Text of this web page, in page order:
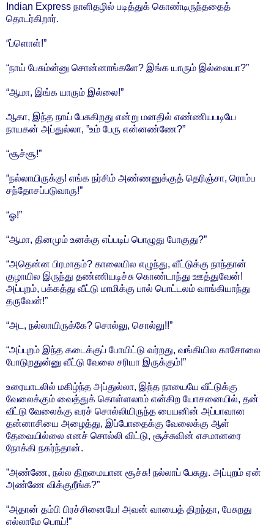
Indian Express நாளிதழில் படித்துக் கொண்டிருந்ததைத்
தொடர்கிறார்.
“ப்ளொள்!”
“நாய் பேசும்ன்னு சொன்னாங்களே? இங்க யாரும் இல்லையா?”
“ஆமா, இங்க யாரும் இல்லை!”
ஆகா, இந்த நாய் பேசுகிறது என்று மனதில் எண்ணியபடியே
நாயகன் அப்துல்லா, ”உம் பேரு என்னண்ணே?”
“சூச்சூ!”
“நல்லாயிருக்கு! எங்க நர்சிம் அண்ணனுக்குத் தெரிஞ்சா, ரொம்ப
சந்தோசப்படுவாரு!”
“ஓ!”
“ஆமா, தினமும் உனக்கு எப்படிப் பொழுது போகுது?”
“அதென்ன பிரமாதம்? காலையில எழுந்து, வீட்டுக்கு நாந்தான்
குழாயில இருந்து தண்ணியடிச்சு கொண்டாந்து ஊத்துவேன்!
அப்புறம், பக்கத்து வீட்டு மாமிக்கு பால் பொட்டலம் வாங்கியாந்து
தருவேன்!”
“அட, நல்லாயிருக்கே? சொல்லு, சொல்லு!!”
“அப்புறம் இந்த கடைக்குப் போயிட்டு வர்றது, வங்கியில காசோலை
போடுறதுன்னு வீட்டு வேலை சரியா இருக்கும்!”
உரையாடலில் மகிழ்ந்த அப்துல்லா, இந்த நாயையே வீட்டுக்கு
வேலைக்கும் வைத்துக் கொள்ளலாம் என்கிற யோசனையில், தன்
வீட்டு வேலைக்கு வரச் சொல்லியிருந்த பையனின் அப்பாவான
தன்னாசியை அழைத்து, இப்போதைக்கு வேலைக்கு ஆள்
தேவையில்லை எனச் சொல்லி விட்டு, சூச்சுவின் எசமானரை
நோக்கி நகர்ந்தான்.
”அண்ணே, நல்ல திறமையான சூச்சு! நல்லாப் பேசுது. அப்புறம் ஏன்
அண்ணே விக்குறீங்க?”
“அதான் தம்பி பிரச்சினையே! அவன் வாயைத் திறந்தா, பேசுறது
எல்லாமே பொய்!”